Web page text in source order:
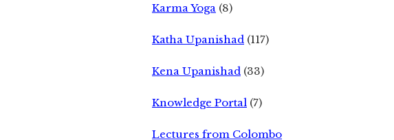
Karma Yoga (8)
Katha Upanishad (117)
Kena Upanishad (33)
Knowledge Portal (7)
Lectures from Colombo